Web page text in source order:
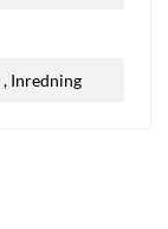
, Inredning